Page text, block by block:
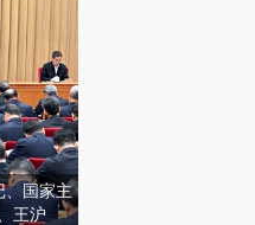
、国家主
王沪